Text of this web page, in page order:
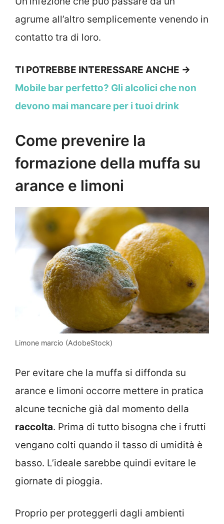
agrume all’altro semplicemente venendo in
contatto tra di loro.
TI POTREBBE INTERESSARE ANCHE ->
Mobile bar perfetto? Gli alcolici che non
devono mai mancare per i tuoi drink
Come prevenire la
formazione della muffa su
arance e limoni
Limone marcio (AdobeStock)
Per evitare che la muffa si diffonda su
arance e limoni occorre mettere in pratica
alcune tecniche già dal momento della
raccolta. Prima di tutto bisogna che i frutti
vengano colti quando il tasso di umidità è
basso. L’ideale sarebbe quindi evitare le
giornate di pioggia.
Proprio per proteggerli dagli ambienti